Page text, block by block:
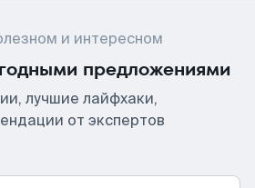
и интересном
предложениями
лучшие лайфхаки,
от экспертов